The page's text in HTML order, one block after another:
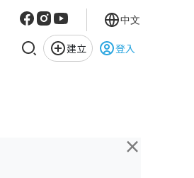
建立 登入
中文
×